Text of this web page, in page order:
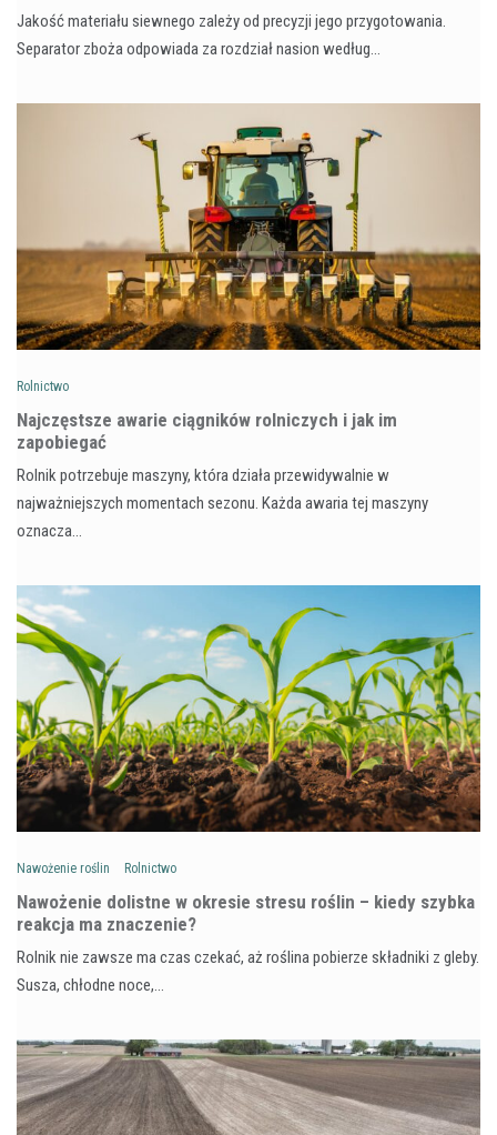
Jakość materiału siewnego zależy od precyzji jego przygotowania.
Separator zboża odpowiada za rozdział nasion według…
Rolnictwo
Najczęstsze awarie ciągników rolniczych i jak im
zapobiegać
Rolnik potrzebuje maszyny, która działa przewidywalnie w
najważniejszych momentach sezonu. Każda awaria tej maszyny
oznacza…
Nawożenie roślin Rolnictwo
Nawożenie dolistne w okresie stresu roślin – kiedy szybka
reakcja ma znaczenie?
Rolnik nie zawsze ma czas czekać, aż roślina pobierze składniki z gleby.
Susza, chłodne noce,…